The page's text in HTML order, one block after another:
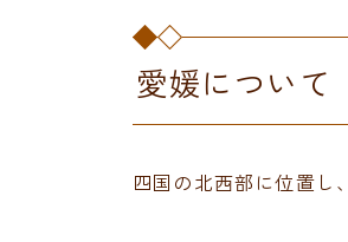
愛媛について
四国の北西部に位置し